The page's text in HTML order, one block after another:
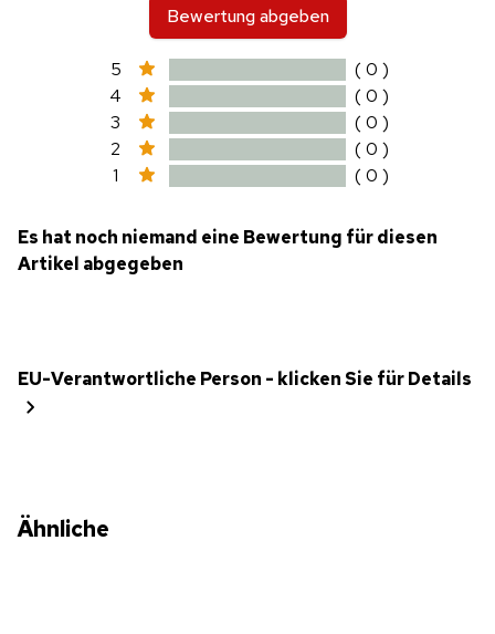
Bewertung abgeben
5
( 0 )
4
( 0 )
3
( 0 )
2
( 0 )
1
( 0 )
Es hat noch niemand eine Bewertung für diesen
Artikel abgegeben
EU-Verantwortliche Person - klicken Sie für Details
Ähnliche